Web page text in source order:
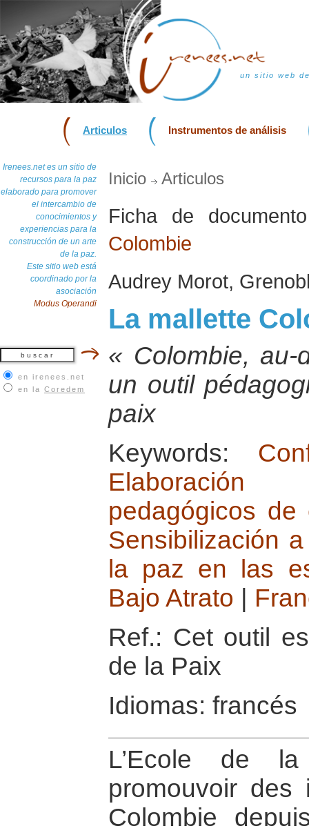
un sitio web
Articulos Instrumentos de análisis
Irenees.net es un sitio de
recursos para la paz
elaborado para promover
el intercambio de
conocimientos y
experiencias para la
construcción de un arte
de la paz.
Este sitio web está
coordinado por la
asociación
Modus Operandi
en irenees.net
en la Coredem
Inicio Articulos
Ficha de
Colombie
Audrey Morot,
La mallette
« Colombie,
un outil
paix
Keywords:
Elaboración
pedagógicos
Sensibilización
la paz en las
Bajo Atrato
Ref.: Cet outil
de la Paix
Idiomas: francés
L’Ecole de
promouvoir
Colombie